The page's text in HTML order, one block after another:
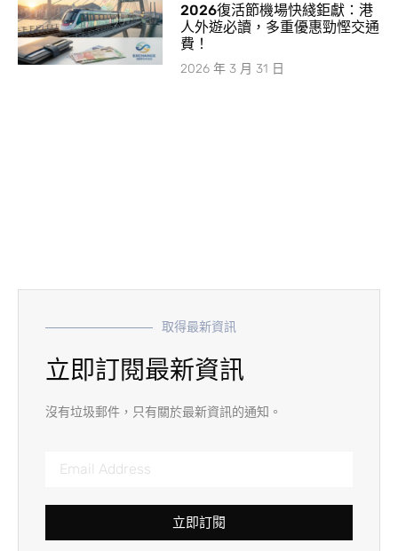
2026復活節機場快綫鉅獻：港
人外遊必讀，多重優惠勁慳交通
費！
2026 年 3 月 31 日
取得最新資訊
立即訂閱最新資訊
沒有垃圾郵件，只有關於最新資訊的通知。
立即訂閱